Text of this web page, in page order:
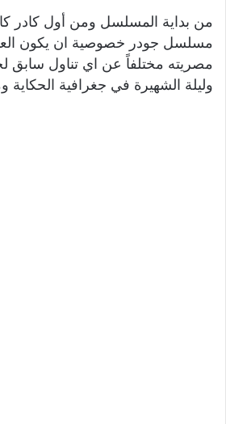
من بداية المسلسل ومن أول كادر
مسلسل جودر خصوصية ان يكون
مصريته مختلفاً عن اي تناول سابق
وليلة الشهيرة في جغرافية الحكاية